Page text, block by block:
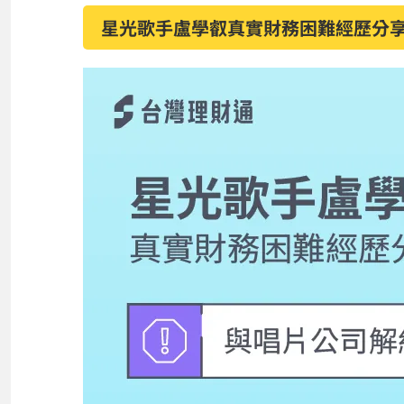
星光歌手盧學叡真實財務困難經歷分